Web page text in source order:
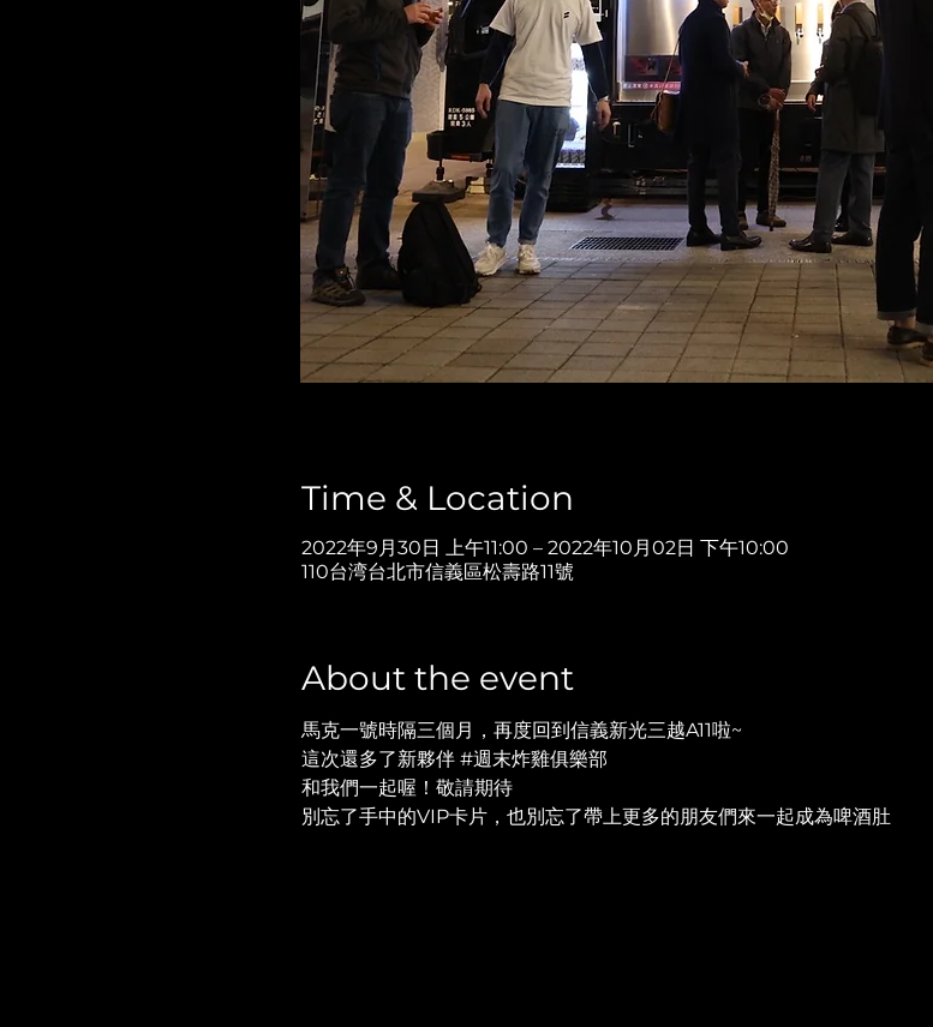
Time & Location
2022年9月30日 上午11:00 – 2022年10月02日 下午10:00
110台湾台北市信義區松壽路11號
About the event
馬克一號時隔三個月，再度回到信義新光三越A11啦~
這次還多了新夥伴 #週末炸雞俱樂部
和我們一起喔！敬請期待
別忘了手中的VIP卡片，也別忘了帶上更多的朋友們來一起成為啤酒肚